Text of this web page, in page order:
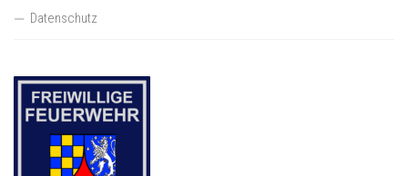
Datenschutz